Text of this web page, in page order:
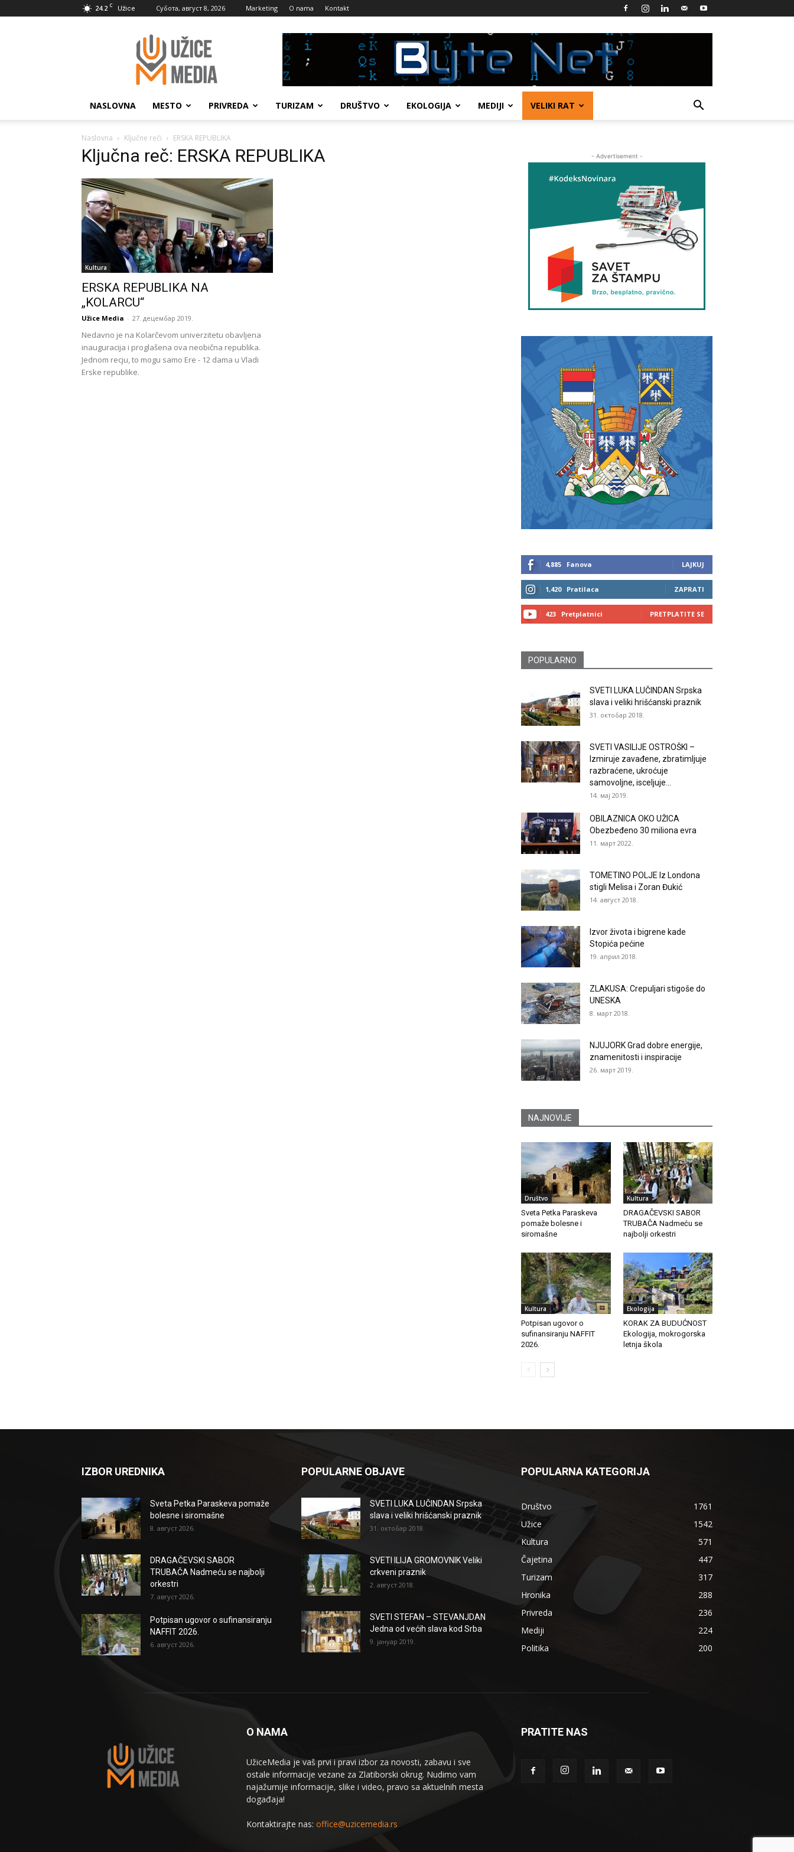
24.2 C Užice Субота, август 8, 2026 Marketing O nama Kontakt
UžiceMedia
NASLOVNA MESTO PRIVREDA TURIZAM DRUŠTVO EKOLOGIJA MEDIJI VELIKI RAT
Naslovna Ključne reči ERSKA REPUBLIKA
Ključna reč: ERSKA REPUBLIKA
Kultura
ERSKA REPUBLIKA NA
„KOLARCU“
Užice Media - 27. децембар 2019.
Nedavno je na Kolarčevom univerzitetu obavljena
inauguracija i proglašena ova neobična republika.
Jednom recju, to mogu samo Ere - 12 dama u Vladi
Erske republike.
- Advertisement -
4,885 Fanova LAJKUJ
1,420 Pratilaca ZAPRATI
423 Pretplatnici PRETPLATITE SE
POPULARNO
SVETI LUKA LUČINDAN Srpska
slava i veliki hrišćanski praznik
31. октобар 2018.
SVETI VASILIJE OSTROŠKI –
Izmiruje zavađene, zbratimljuje
razbraćene, ukroćuje
samovoljne, isceljuje...
14. мај 2019.
OBILAZNICA OKO UŽICA
Obezbeđeno 30 miliona evra
11. март 2022.
TOMETINO POLJE Iz Londona
stigli Melisa i Zoran Đukić
14. август 2018.
Izvor života i bigrene kade
Stopića pećine
19. април 2018.
ZLAKUSA: Crepuljari stigoše do
UNESKA
8. март 2018.
NJUJORK Grad dobre energije,
znamenitosti i inspiracije
26. март 2019.
NAJNOVIJE
Društvo
Sveta Petka Paraskeva
pomaže bolesne i
siromašne
Kultura
DRAGAČEVSKI SABOR
TRUBAČA Nadmeću se
najbolji orkestri
Kultura
Potpisan ugovor o
sufinansiranju NAFFIT
2026.
Ekologija
KORAK ZA BUDUĆNOST
Ekologija, mokrogorska
letnja škola
IZBOR UREDNIKA
Sveta Petka Paraskeva pomaže
bolesne i siromašne
8. август 2026.
DRAGAČEVSKI SABOR
TRUBAČA Nadmeću se najbolji
orkestri
7. август 2026.
Potpisan ugovor o sufinansiranju
NAFFIT 2026.
6. август 2026.
POPULARNE OBJAVE
SVETI LUKA LUČINDAN Srpska
slava i veliki hrišćanski praznik
31. октобар 2018.
SVETI ILIJA GROMOVNIK Veliki
crkveni praznik
2. август 2018.
SVETI STEFAN – STEVANJDAN
Jedna od većih slava kod Srba
9. јануар 2019.
POPULARNA KATEGORIJA
Društvo
1761
Užice
1542
Kultura
571
Čajetina
447
Turizam
317
Hronika
288
Privreda
236
Mediji
224
Politika
200
O NAMA
UžiceMedia je vaš prvi i pravi izbor za novosti, zabavu i sve
ostale informacije vezane za Zlatiborski okrug. Nudimo vam
najažurnije informacije, slike i video, pravo sa aktuelnih mesta
događaja!
Kontaktirajte nas: office@uzicemedia.rs
PRATITE NAS